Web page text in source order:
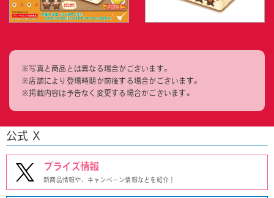
※写真と商品とは異なる場合がございます。
※店舗により登場時期が前後する場合がございます。
※掲載内容は予告なく変更する場合がございます。
公式 X
プライズ情報
新商品情報や、キャンペーン情報などを紹介！